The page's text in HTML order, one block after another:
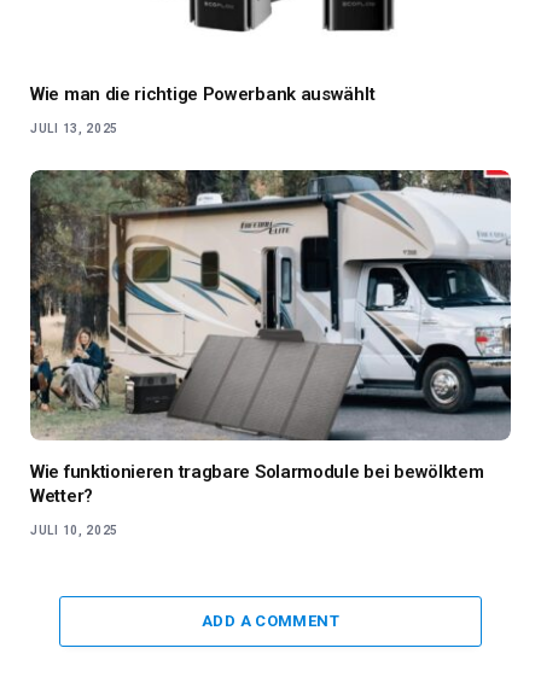
Wie man die richtige Powerbank auswählt
JULI 13, 2025
Wie funktionieren tragbare Solarmodule bei bewölktem
Wetter?
JULI 10, 2025
ADD A COMMENT